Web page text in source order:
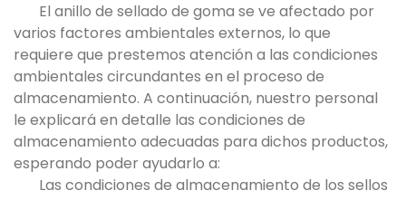
El anillo de sellado de goma se ve afectado por
varios factores ambientales externos, lo que
requiere que prestemos atención a las condiciones
ambientales circundantes en el proceso de
almacenamiento. A continuación, nuestro personal
le explicará en detalle las condiciones de
almacenamiento adecuadas para dichos productos,
esperando poder ayudarlo a:
Las condiciones de almacenamiento de los sellos